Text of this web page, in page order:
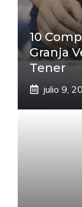
10
Granja
Tener
julio 9,